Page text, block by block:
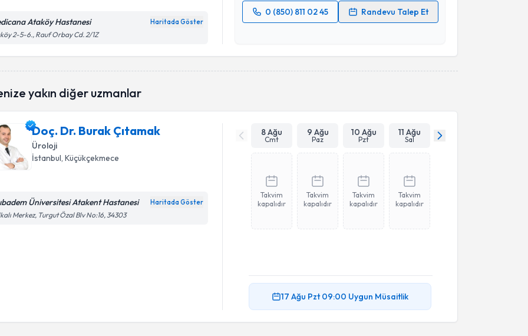
Ataköy Hastanesi Haritada Göster
2-5-6., Rauf Orbay Cd. 2/1Z
0 (850) 811 02 45
Randevu Talep Et
işlenmesini kabul ediyorum.
yakın diğer uzmanlar
Doç. Dr. Burak Çıtamak
Üroloji
İstanbul, Küçükçekmece
Üniversitesi Atakent Hastanesi Haritada Göster
Merkez, Turgut Özal Blv No:16, 34303
8 Ağu
Cmt
9 Ağu
Paz
10 Ağu
Pzt
11 Ağu
Sal
Takvim
kapalıdır
Takvim
kapalıdır
Takvim
kapalıdır
Takvim
kapalıdır
17 Ağu Pzt 09:00 Uygun Müsaitlik